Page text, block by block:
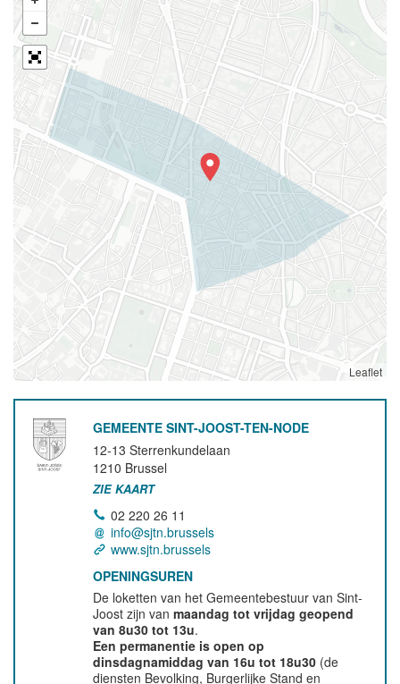
Leaflet
GEMEENTE SINT-JOOST-TEN-NODE
12-13 Sterrenkundelaan
1210 Brussel
ZIE KAART
02 220 26 11
info@sjtn.brussels
www.sjtn.brussels
OPENINGSUREN
De loketten van het Gemeentebestuur van Sint-
Joost zijn vanmaandag tot vrijdag geopend
van 8u30 tot 13u.
Een permanentie is open op
dinsdagnamiddag van 16u tot 18u30 (de
diensten Bevolking, Burgerlijke Stand en